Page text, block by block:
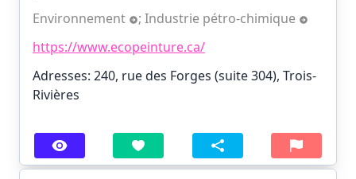
Environnement
; Industrie pétro-chimique
https://www.ecopeinture.ca/
Adresses: 240, rue des Forges (suite 304), Trois-
Rivières